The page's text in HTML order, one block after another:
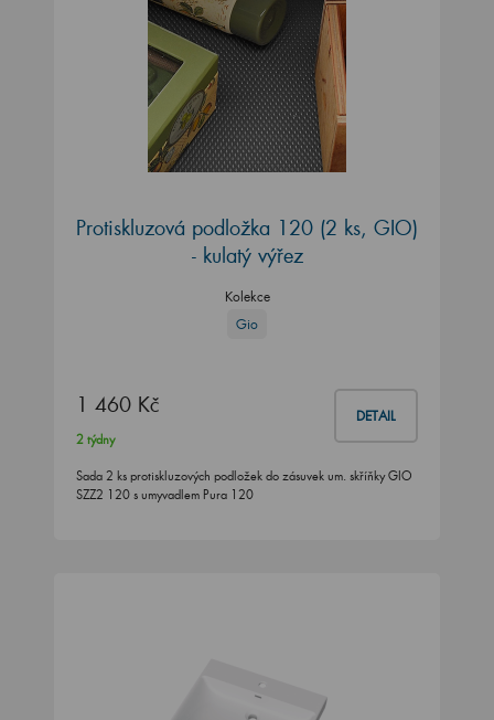
Protiskluzová podložka 120 (2 ks, GIO)
- kulatý výřez
Kolekce
Gio
1 460 Kč DETAIL
2 týdny
Sada 2 ks protiskluzových podložek do zásuvek um. skříňky GIO
SZZ2 120 s umyvadlem Pura 120